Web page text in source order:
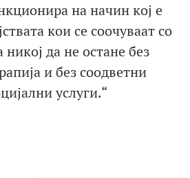
на начин кој е
кои се соочуваат со
никој да не остане без
и без соодветни
услуги.“